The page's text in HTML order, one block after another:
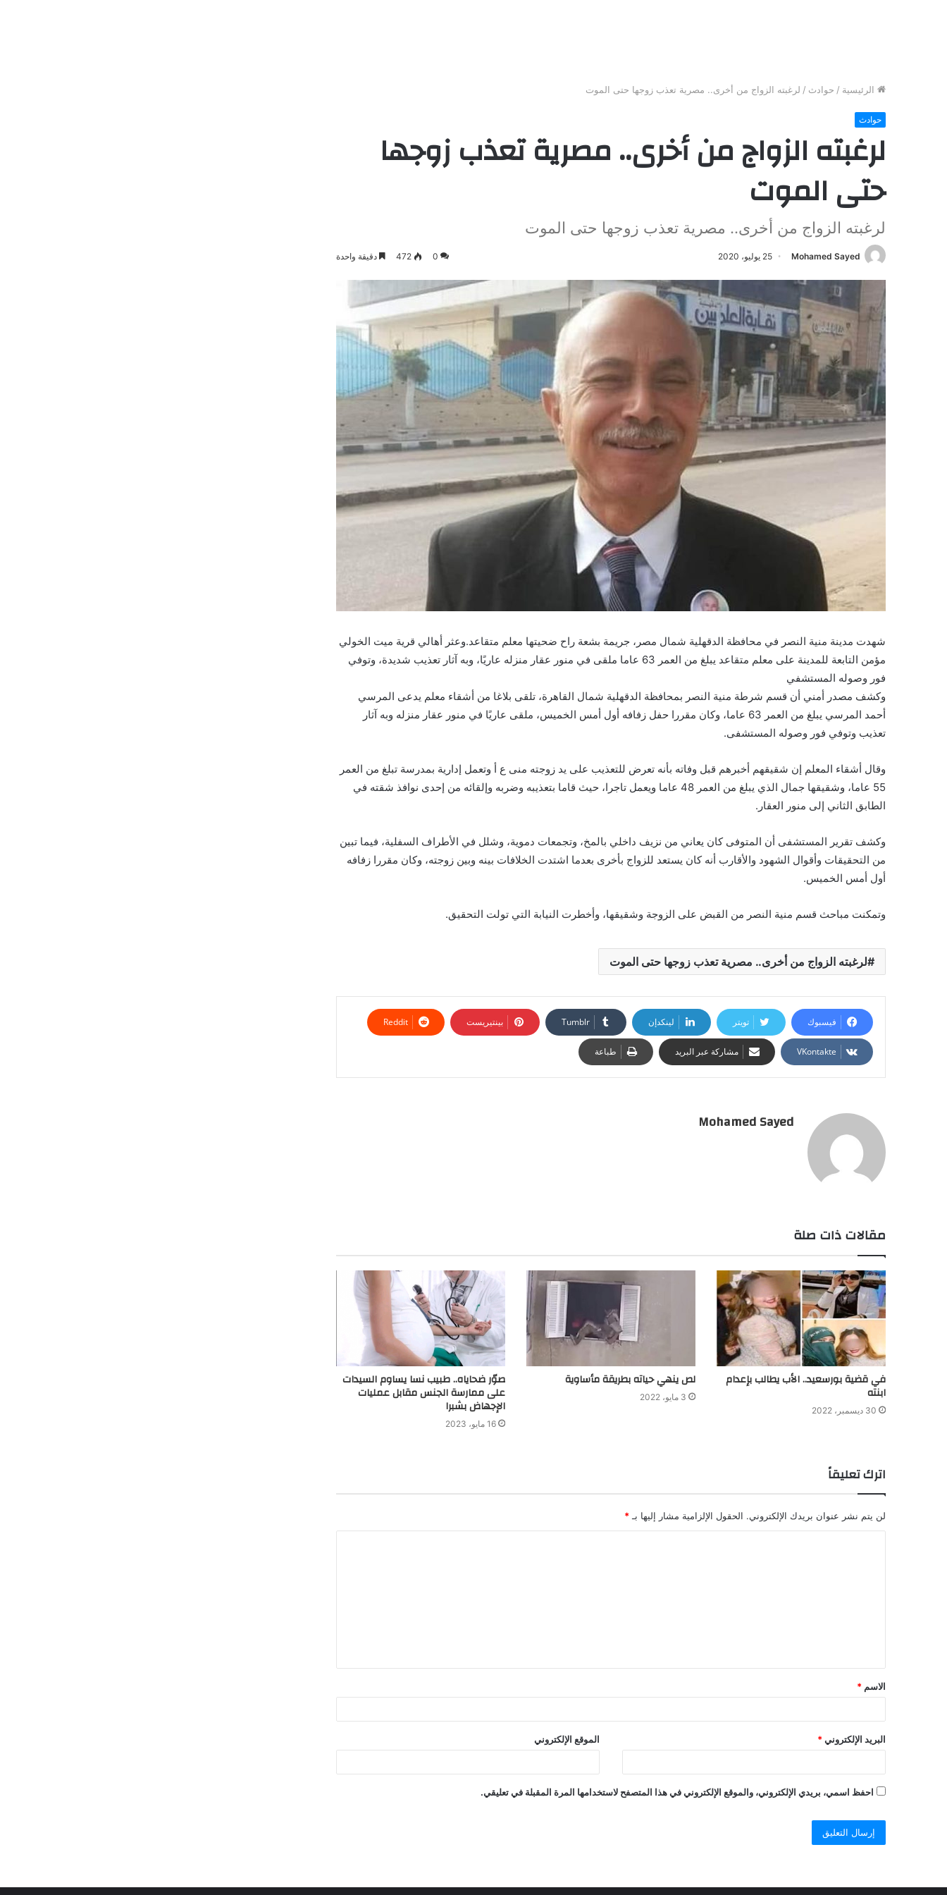
الرئيسية / حوادث / لرغبته الزواج من أخرى.. مصرية تعذب زوجها حتى الموت
حوادث
لرغبته الزواج من أخرى.. مصرية تعذب زوجها
حتى الموت
لرغبته الزواج من أخرى.. مصرية تعذب زوجها حتى الموت
Mohamed Sayed 25 يوليو، 2020 0
472 دقيقة واحدة
شهدت مدينة منية النصر في محافظة الدقهلية شمال مصر، جريمة بشعة راح ضحيتها معلم متقاعد.وعثر أهالي قرية ميت الخولي
مؤمن التابعة للمدينة على معلم متقاعد يبلغ من العمر 63 عاما ملقى في منور عقار منزله عاريًا، وبه آثار تعذيب شديدة، وتوفي
فور وصوله المستشفي
وكشف مصدر أمني أن قسم شرطة منية النصر بمحافظة الدقهلية شمال القاهرة، تلقى بلاغا من أشقاء معلم يدعى المرسي
أحمد المرسي يبلغ من العمر 63 عاما، وكان مقررا حفل زفافه أول أمس الخميس، ملقى عاريًا في منور عقار منزله وبه آثار
تعذيب وتوفي فور وصوله المستشفى.
وقال أشقاء المعلم إن شقيقهم أخبرهم قبل وفاته بأنه تعرض للتعذيب على يد زوجته منى ع أ وتعمل إدارية بمدرسة تبلغ من العمر
55 عاما، وشقيقها جمال الذي يبلغ من العمر 48 عاما ويعمل تاجرا، حيث قاما بتعذيبه وضربه وإلقائه من إحدى نوافذ شقته في
الطابق الثاني إلى منور العقار.
وكشف تقرير المستشفى أن المتوفى كان يعاني من نزيف داخلي بالمخ، وتجمعات دموية، وشلل في الأطراف السفلية، فيما تبين
من التحقيقات وأقوال الشهود والأقارب أنه كان يستعد للزواج بأخرى بعدما اشتدت الخلافات بينه وبين زوجته، وكان مقررا زفافه
أول أمس الخميس.
وتمكنت مباحث قسم منية النصر من القبض على الزوجة وشقيقها، وأخطرت النيابة التي تولت التحقيق.
لرغبته الزواج من أخرى.. مصرية تعذب زوجها حتى الموت
فيسبوك تويتر لينكدإن بينتيريست
مشاركة عبر البريد طباعة
Mohamed Sayed
مقالات ذات صلة
في قضية بورسعيد.. الأب يطالب بإعدام
ابنته
30 ديسمبر، 2022
لص ينهي حياته بطريقة مأساوية
3 مايو، 2022
صوّر ضحاياه.. طبيب نسا يساوم السيدات
على ممارسة الجنس مقابل عمليات
الإجهاض بشبرا
16 مايو، 2023
اترك تعليقاً
لن يتم نشر عنوان بريدك الإلكتروني. الحقول الإلزامية مشار إليها بـ *
الاسم *
البريد الإلكتروني * الموقع الإلكتروني
احفظ اسمي، بريدي الإلكتروني، والموقع الإلكتروني في هذا المتصفح لاستخدامها المرة المقبلة في تعليقي.